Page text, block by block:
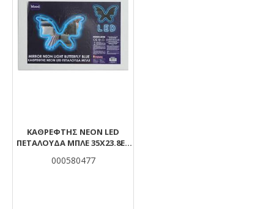
ΚΑΘΡΕΦΤΗΣ NEON LED
ΠΕΤΑΛΟΥΔΑ ΜΠΛΕ 35X23.8ΕΚ
000580477